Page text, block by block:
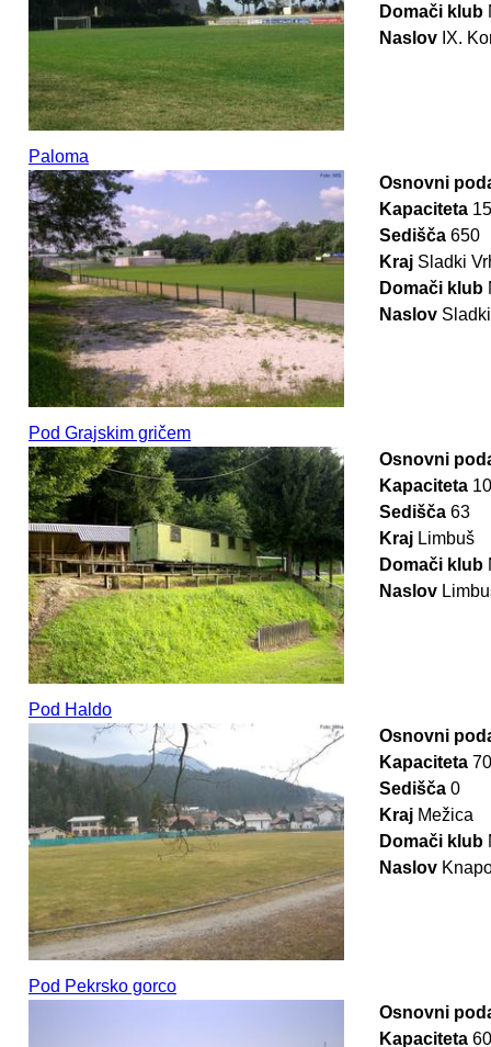
Domači klub
Naslov IX.
Paloma
Osnovni
Kapaciteta
Sedišča 650
Kraj Sladki
Domači klub
Naslov
Pod Grajskim gričem
Osnovni
Kapaciteta
Sedišča 63
Kraj Limbuš
Domači klub
Naslov
Pod Haldo
Osnovni
Kapaciteta
Sedišča 0
Kraj Mežica
Domači klub
Naslov
Pod Pekrsko gorco
Osnovni
Kapaciteta